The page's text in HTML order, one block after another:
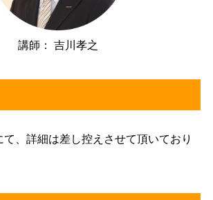
講師： 吉川孝之
、詳細は差し控えさせて頂いており